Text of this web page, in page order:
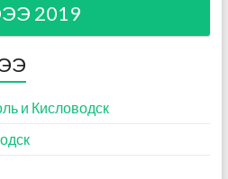
2019
и Кисловодск